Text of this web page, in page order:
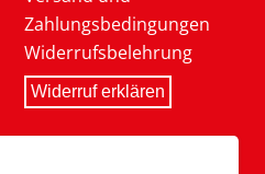
Zahlungsbedingungen
Widerrufsbelehrung
Widerruf erklären